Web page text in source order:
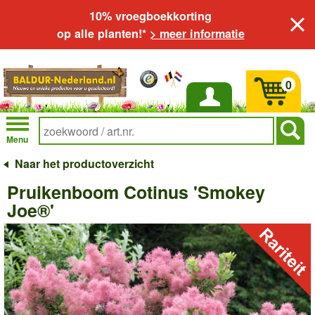
10% vroegboekkorting
op alle planten!* > meer informatie
Inloggen
Menu
0
Naar het productoverzicht
Pruikenboom Cotinus 'Smokey
Joe®'